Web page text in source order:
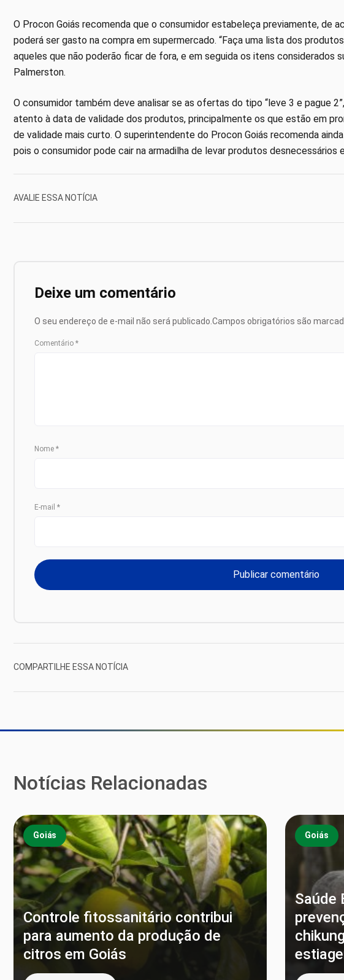
O Procon Goiás recomenda que o consumidor estabeleça previamente, de
poderá ser gasto na compra em supermercado. “Faça uma lista dos
aqueles que não poderão ficar de fora, e em seguida os itens considerados
Palmerston.
O consumidor também deve analisar se as ofertas do tipo “leve 3 e pague
atento à data de validade dos produtos, principalmente os que estão em
de validade mais curto. O superintendente do Procon Goiás recomenda
pois o consumidor pode cair na armadilha de levar produtos desnecessários
AVALIE ESSA NOTÍCIA
Deixe um comentário
O seu endereço de e-mail não será publicado. Campos obrigatórios são
Comentário *
Nome *
E-mail *
COMPARTILHE ESSA NOTÍCIA
Notícias Relacionadas
Goiás
Controle fitossanitário contribui
para aumento da produção de
citros em Goiás
Goiás
Saúde